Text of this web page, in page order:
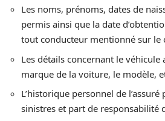
Les noms, prénoms, dates de
permis ainsi que la date
tout conducteur mentionné sur le
Les détails concernant le véhicule
marque de la voiture, le modèle,
L’historique personnel de
sinistres et part de responsabilité